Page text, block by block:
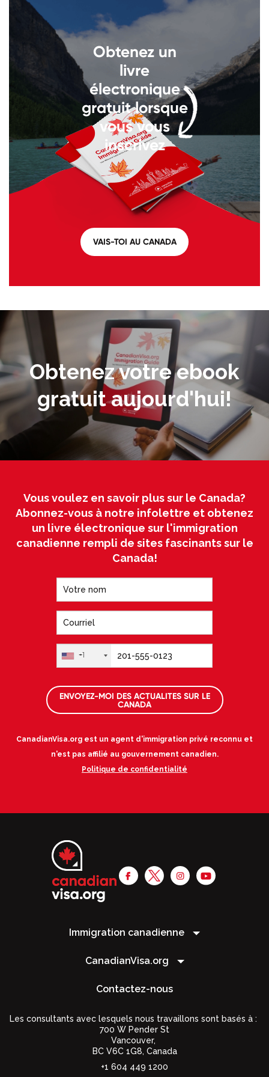
Obtenez un
livre
électronique
gratuit lorsque
vous vous
inscrivez
VAIS-TOI AU CANADA
Obtenez votre ebook
gratuit aujourd'hui!
Vous voulez en savoir plus sur le Canada?
Abonnez-vous à notre infolettre et obtenez
un livre électronique sur l'immigration
canadienne rempli de sites fascinants sur le
Canada!
+1
ENVOYEZ-MOI DES ACTUALITES SUR LE
CANADA
CanadianVisa.org est un agent d'immigration privé reconnu et
n'est pas affilié au gouvernement canadien.
Politique de confidentialité
Immigration canadienne
CanadianVisa.org
Contactez-nous
Les consultants avec lesquels nous travaillons sont basés à :
700 W Pender St
Vancouver,
BC V6C 1G8, Canada
+1 604 449 1200
Appelez-nous au
1200